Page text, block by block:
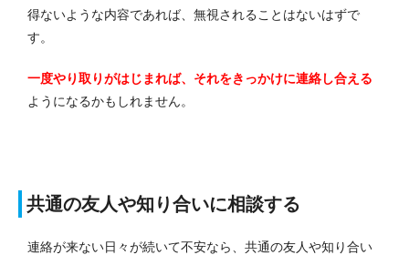
得ないような内容であれば、無視されることはないはずで
す。
一度やり取りがはじまれば、それをきっかけに連絡し合える
ようになるかもしれません。
共通の友人や知り合いに相談する
連絡が来ない日々が続いて不安なら、共通の友人や知り合い